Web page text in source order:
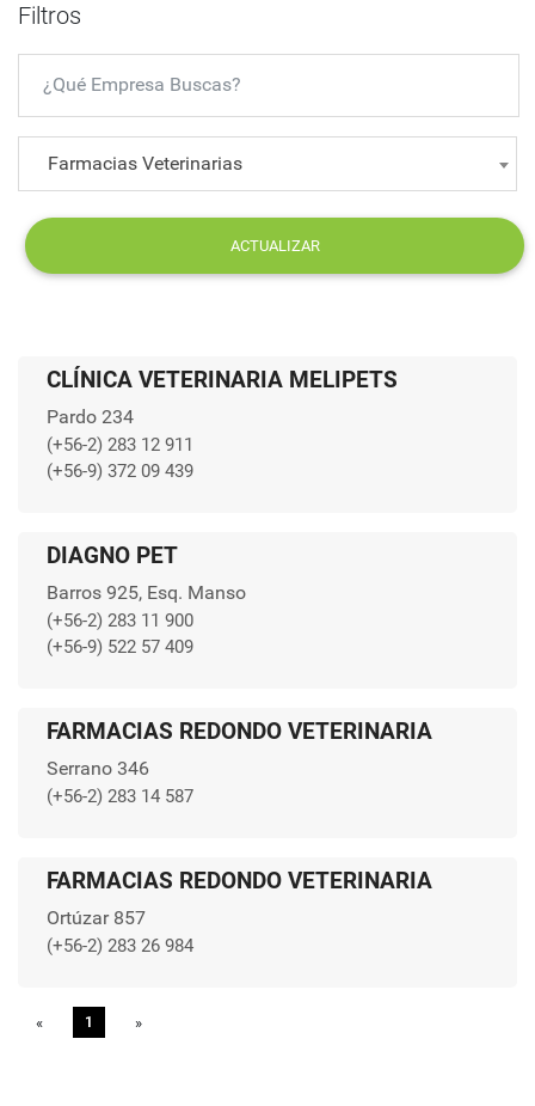
Filtros
Farmacias Veterinarias
ACTUALIZAR
CLÍNICA VETERINARIA MELIPETS
Pardo 234
(+56-2) 283 12 911
(+56-9) 372 09 439
DIAGNO PET
Barros 925, Esq. Manso
(+56-2) 283 11 900
(+56-9) 522 57 409
FARMACIAS REDONDO VETERINARIA
Serrano 346
(+56-2) 283 14 587
FARMACIAS REDONDO VETERINARIA
Ortúzar 857
(+56-2) 283 26 984
« Previous
1 »